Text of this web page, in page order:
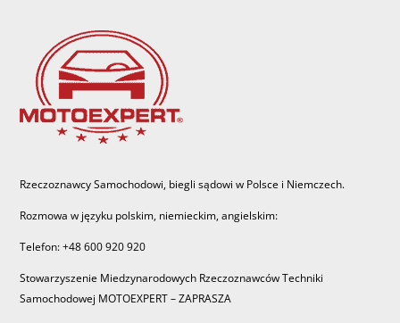
Rzeczoznawcy Samochodowi, biegli sądowi w Polsce i Niemczech.
Rozmowa w języku polskim, niemieckim, angielskim:
Telefon: +48 600 920 920
Stowarzyszenie Miedzynarodowych Rzeczoznawców Techniki
Samochodowej MOTOEXPERT – ZAPRASZA